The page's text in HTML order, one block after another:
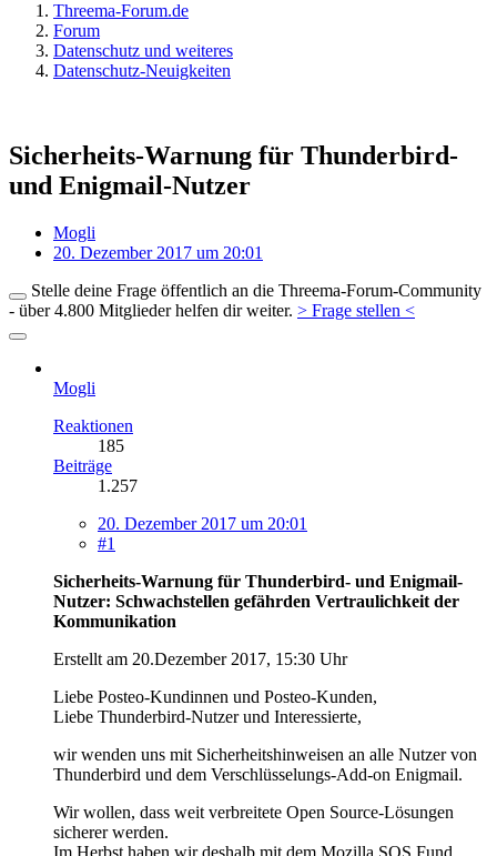
Threema-Forum.de
Forum
Datenschutz und weiteres
Datenschutz-Neuigkeiten
Sicherheits-Warnung für Thunderbird-
und Enigmail-Nutzer
Mogli
20. Dezember 2017 um 20:01
Stelle deine Frage öffentlich an die Threema-Forum-Community
- über 4.800 Mitglieder helfen dir weiter. > Frage stellen <
Mogli
Reaktionen
185
Beiträge
1.257
20. Dezember 2017 um 20:01
#1
Sicherheits-Warnung für Thunderbird- und Enigmail-
Nutzer: Schwachstellen gefährden Vertraulichkeit der
Kommunikation
Erstellt am 20.Dezember 2017, 15:30 Uhr
Liebe Posteo-Kundinnen und Posteo-Kunden,
Liebe Thunderbird-Nutzer und Interessierte,
wir wenden uns mit Sicherheitshinweisen an alle Nutzer von
Thunderbird und dem Verschlüsselungs-Add-on Enigmail.
Wir wollen, dass weit verbreitete Open Source-Lösungen
sicherer werden.
Im Herbst haben wir deshalb mit dem Mozilla SOS Fund